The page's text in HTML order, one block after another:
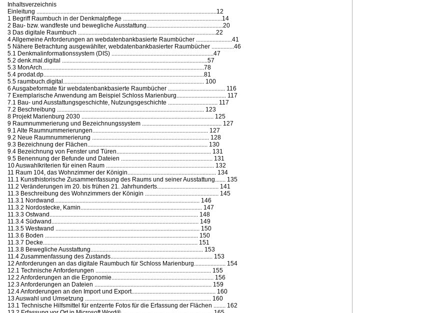
Inhaltsverzeichnis
Einleitung ........................................................................................................................12
1 Begriff Raumbuch in der Denkmalpflege ..................................................................14
2 Bau- bzw. wandfeste und bewegliche Ausstattung...................................................20
3 Das digitale Raumbuch ............................................................................................22
4 Allgemeine Anforderungen an webdatenbankbasierte Raumbücher ........................41
5 Nähere Betrachtung ausgewählter, webdatenbankbasierter Raumbücher ...............46
5.1 Denkmalinformationssystem (DIS) ....................................................................47
5.2 denk.mal.digital .................................................................................................57
5.3 MonArch............................................................................................................78
5.4 prodat.dp...........................................................................................................81
5.5 raumbuch.digital.............................................................................................. 100
6 Ausgabeformate für webdatenbankbasierte Raumbücher ...................................... 116
7 Exemplarische Anwendung am Beispiel Schloss Marienburg................................. 117
7.1 Bau- und Ausstattungsgeschichte, Nutzungsgeschichte ................................. 117
7.2 Beschreibung .................................................................................................. 123
8 Projekt Marienburg 2030 ........................................................................................ 125
9 Raumnummerierung und Bezeichnungssystem ..................................................... 127
9.1 Alte Raumnummerierungen............................................................................. 127
9.2 Neue Raumnummerierung .............................................................................. 128
9.3 Bezeichnung der Flächen................................................................................ 130
9.4 Bezeichnung von Fenster und Türen............................................................... 131
9.5 Benennung der Befunde und Dateien ............................................................. 131
10 Auswahlkriterien für einen Raum ........................................................................ 132
11 Raum 104, das Wohnzimmer der Königin........................................................... 134
11.1 Kunsthistorische Zusammenfassung des Raums und seiner Ausstattung....... 135
11.2 Veränderungen im 20. bis frühen 21. Jahrhunderts......................................... 141
11.3 Beschreibung des Wohnzimmers der Königin ................................................. 145
11.3.1 Nordwand................................................................................................. 146
11.3.2 Nordostecke, Kamin................................................................................. 147
11.3.3 Ostwand................................................................................................... 148
11.3.4 Südwand.................................................................................................. 149
11.3.5 Westwand ................................................................................................ 150
11.3.6 Boden ...................................................................................................... 150
11.3.7 Decke....................................................................................................... 151
11.3.8 Bewegliche Ausstattung........................................................................... 153
11.4 Zusammenfassung des Zustands.................................................................... 153
12 Anforderungen an das digitale Raumbuch für Schloss Marienburg..................... 154
12.1 Technische Anforderungen ............................................................................. 155
12.2 Anforderungen an die Ergonomie.................................................................... 156
12.3 Anforderungen an Dateien .............................................................................. 159
12.4 Anforderungen an den Import und Export........................................................ 160
13 Auswahl und Umsetzung .................................................................................... 160
13.1 Technische Hilfsmittel für entzerrte Fotos für die Erfassung der Flächen ........ 162